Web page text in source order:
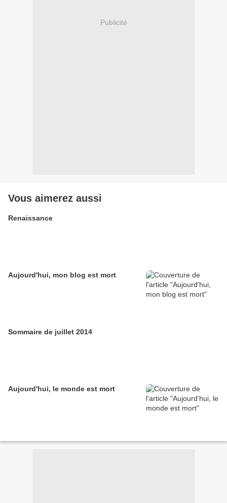
Publicité
Vous aimerez aussi
Renaissance
Aujourd'hui, mon blog est mort
Sommaire de juillet 2014
Aujourd'hui, le monde est mort